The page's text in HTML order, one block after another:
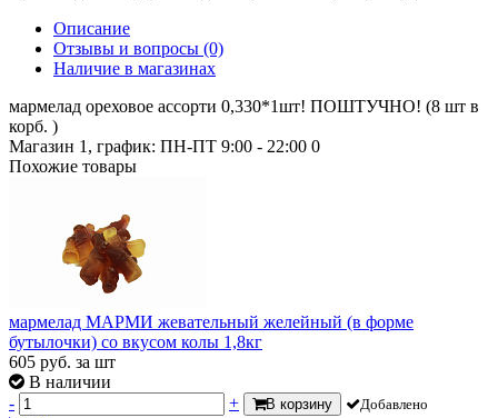
Описание
Отзывы и вопросы (0)
Наличие в магазинах
мармелад ореховое ассорти 0,330*1шт! ПОШТУЧНО! (8 шт в
корб. )
Магазин 1, график: ПН-ПТ 9:00 - 22:00 0
Похожие товары
мармелад МАРМИ жевательный желейный (в форме
бутылочки) со вкусом колы 1,8кг
605 руб. за шт
В наличии
-
+ В корзину Добавлено